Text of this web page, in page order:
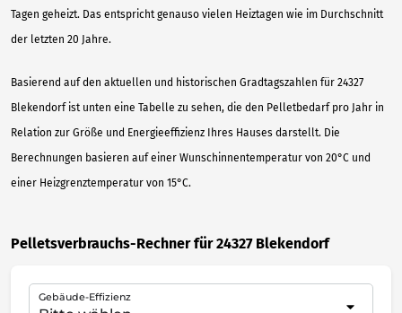
Tagen geheizt. Das entspricht genauso vielen Heiztagen wie im Durchschnitt
der letzten 20 Jahre.
Basierend auf den aktuellen und historischen Gradtagszahlen für 24327
Blekendorf ist unten eine Tabelle zu sehen, die den Pelletbedarf pro Jahr in
Relation zur Größe und Energieeffizienz Ihres Hauses darstellt. Die
Berechnungen basieren auf einer Wunschinnentemperatur von 20°C und
einer Heizgrenztemperatur von 15°C.
Pelletsverbrauchs-Rechner für 24327 Blekendorf
Gebäude-Effizienz